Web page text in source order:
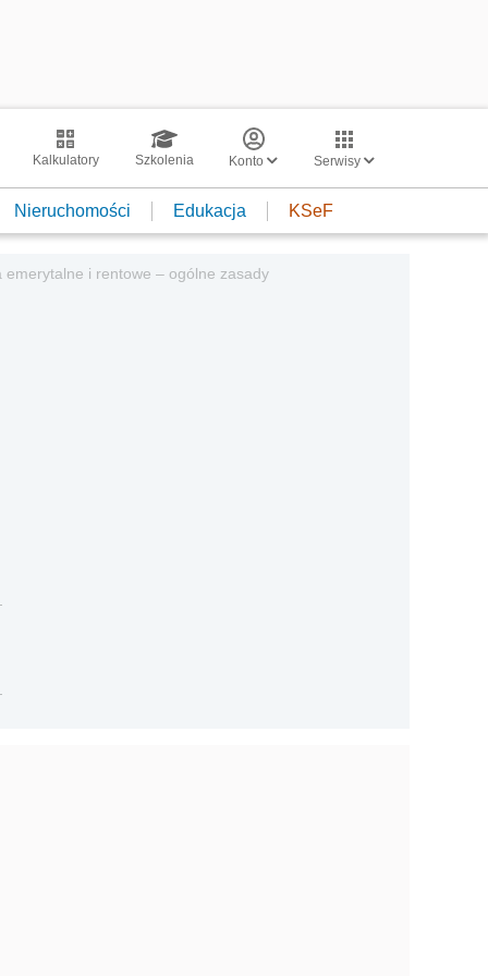
Kalkulatory Szkolenia Konto Serwisy
Nieruchomości Edukacja KSeF
emerytalne i rentowe – ogólne zasady